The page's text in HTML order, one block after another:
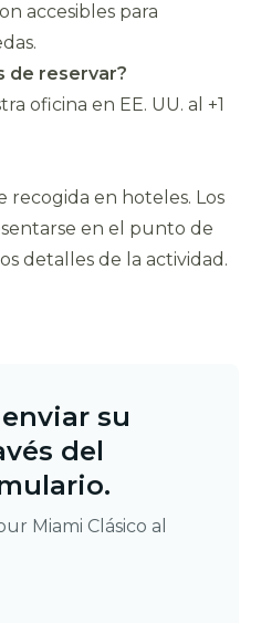
accesibles para
de reservar?
oficina en EE. UU. al +1
recogida en hoteles. Los
en el punto de
detalles de la actividad.
su
del
Miami Clásico al